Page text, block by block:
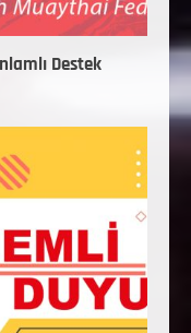
Destek